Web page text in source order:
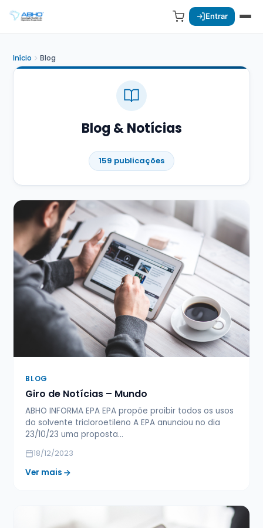
Entrar
Início Blog
Blog & Notícias
159 publicações
BLOG
Giro de Notícias – Mundo
ABHO INFORMA EPA EPA propõe proibir todos os usos
do solvente tricloroetileno A EPA anunciou no dia
23/10/23 uma proposta…
18/12/2023
Ver mais